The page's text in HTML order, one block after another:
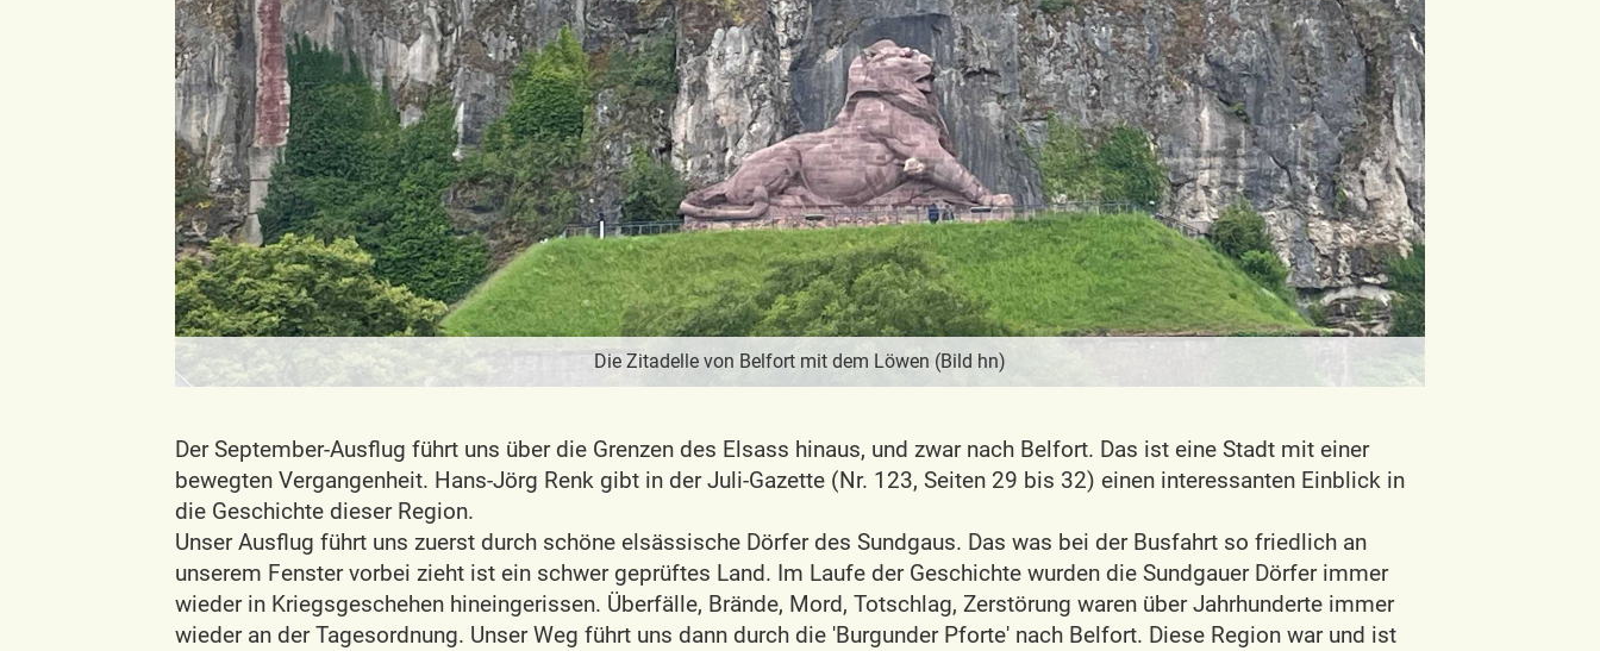
Die Zitadelle von Belfort mit dem Löwen (Bild hn)
Der September-Ausflug führt uns über die Grenzen des Elsass hinaus, und zwar nach Belfort. Das ist eine Stadt mit einer
bewegten Vergangenheit. Hans-Jörg Renk gibt in der Juli-Gazette (Nr. 123, Seiten 29 bis 32) einen interessanten Einblick in
die Geschichte dieser Region.
Unser Ausflug führt uns zuerst durch schöne elsässische Dörfer des Sundgaus. Das was bei der Busfahrt so friedlich an
unserem Fenster vorbei zieht ist ein schwer geprüftes Land. Im Laufe der Geschichte wurden die Sundgauer Dörfer immer
wieder in Kriegsgeschehen hineingerissen. Überfälle, Brände, Mord, Totschlag, Zerstörung waren über Jahrhunderte immer
wieder an der Tagesordnung. Unser Weg führt uns dann durch die 'Burgunder Pforte' nach Belfort. Diese Region war und ist